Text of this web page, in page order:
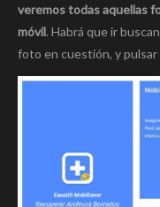
veremos todas aquellas
móvil. Habrá que ir
foto en cuestión, y pulsar